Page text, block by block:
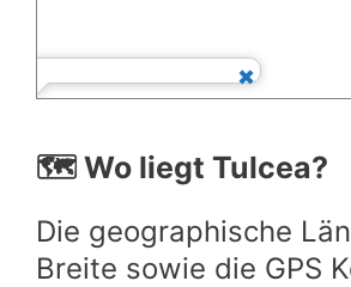
🗺️ Wo liegt Tulcea?
Die geographische
Breite sowie die GPS